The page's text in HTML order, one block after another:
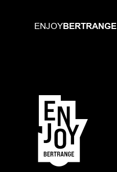
ENJOYBERTRANGE